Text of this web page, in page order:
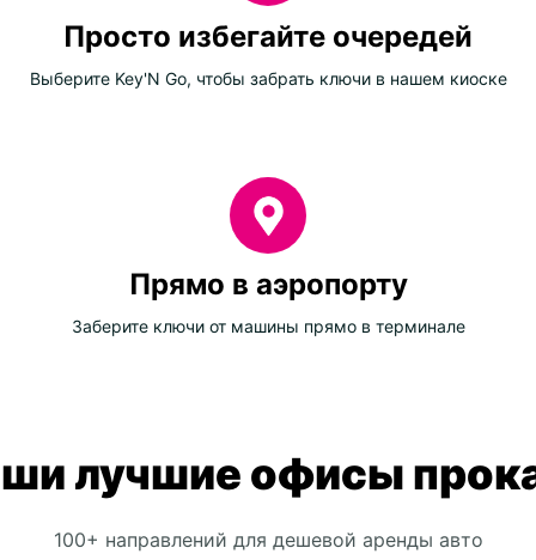
Просто избегайте очередей
Выберите Key'N Go, чтобы забрать ключи в нашем киоске
Прямо в аэропорту
Заберите ключи от машины прямо в терминале
лучшие офисы
100+ направлений для дешевой аренды авто